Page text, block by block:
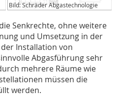
Bild: Schräder Abgastechnologie
Senkrechte, ohne weitere
und Umsetzung in der
Installation von
Abgasführung sehr
mehrere Räume wie
müssen die
werden.